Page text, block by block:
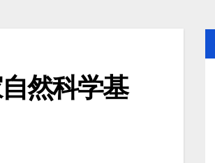
然科学基